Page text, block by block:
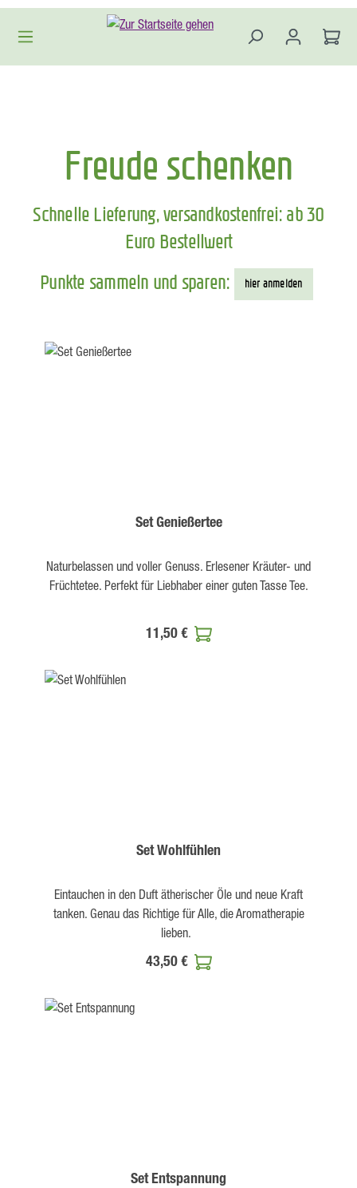
Zum Hauptinhalt springen
Freude schenken
Schnelle Lieferung, versandkostenfrei: ab 30
Euro Bestellwert
Punkte sammeln und sparen:
hier anmelden
Set Genießertee
Naturbelassen und voller Genuss. Erlesener Kräuter- und
Früchtetee. Perfekt für Liebhaber einer guten Tasse Tee.
11,50 €
Set Wohlfühlen
Eintauchen in den Duft ätherischer Öle und neue Kraft
tanken. Genau das Richtige für Alle, die Aromatherapie
lieben.
43,50 €
Set Entspannung